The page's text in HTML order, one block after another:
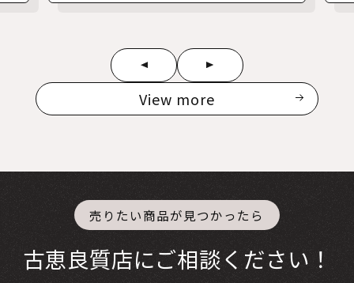
View more
売りたい商品が見つかったら
古恵良質店にご相談ください！